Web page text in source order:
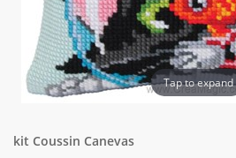
Tap to expand
kit Coussin Canevas